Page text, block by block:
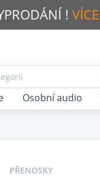
!
PŘENOSKY
Osobní audio